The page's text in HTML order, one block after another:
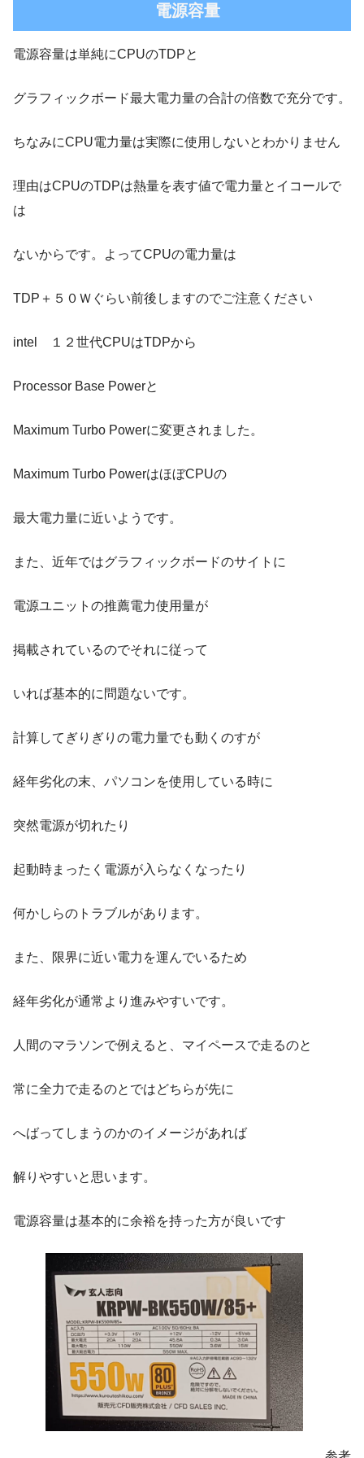
電源容量
電源容量は単純にCPUのTDPと
グラフィックボード最大電力量の合計の倍数で充分です。
ちなみにCPU電力量は実際に使用しないとわかりません
理由はCPUのTDPは熱量を表す値で電力量とイコールで
は
ないからです。よってCPUの電力量は
TDP＋５０Ｗぐらい前後しますのでご注意ください
intel １２世代CPUはTDPから
Processor Base Powerと
Maximum Turbo Powerに変更されました。
Maximum Turbo PowerはほぼCPUの
最大電力量に近いようです。
また、近年ではグラフィックボードのサイトに
電源ユニットの推薦電力使用量が
掲載されているのでそれに従って
いれば基本的に問題ないです。
計算してぎりぎりの電力量でも動くのすが
経年劣化の末、パソコンを使用している時に
突然電源が切れたり
起動時まったく電源が入らなくなったり
何かしらのトラブルがあります。
また、限界に近い電力を運んでいるため
経年劣化が通常より進みやすいです。
人間のマラソンで例えると、マイペースで走るのと
常に全力で走るのとではどちらが先に
へばってしまうのかのイメージがあれば
解りやすいと思います。
電源容量は基本的に余裕を持った方が良いです